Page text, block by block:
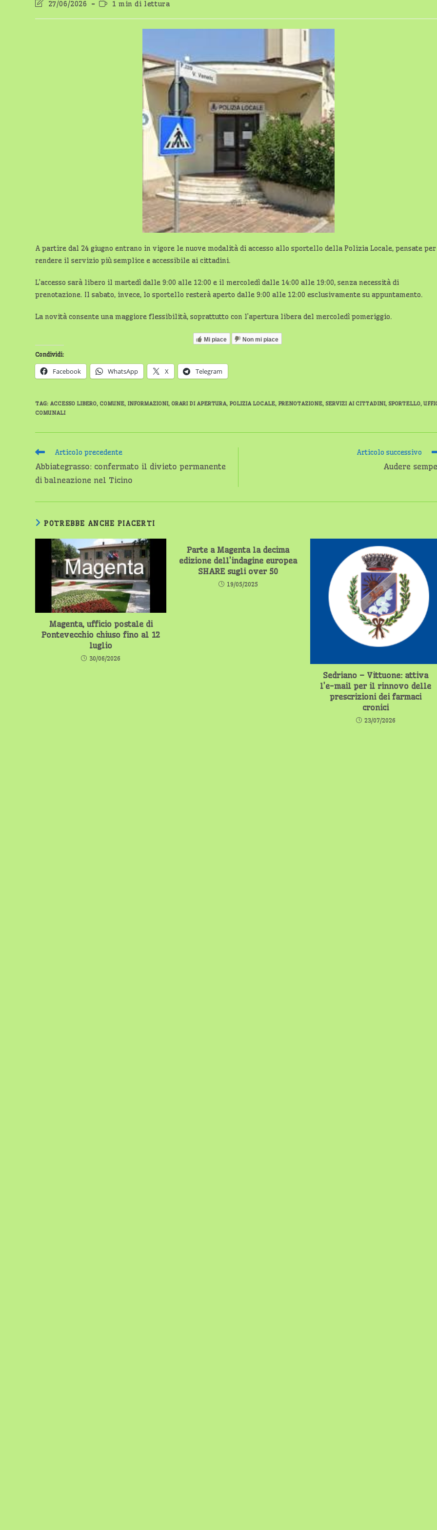
Ultima
dell'articolo:
27/06/2026
Tempo
lettura:
1 min di lettura
A partire dal 24 giugno entrano in vigore le nuove modalità di accesso allo sportello della Polizia Locale, pensate per
rendere il servizio più semplice e accessibile ai cittadini.
L’accesso sarà libero il martedì dalle 9:00 alle 12:00 e il mercoledì dalle 14:00 alle 19:00, senza necessità di
prenotazione. Il sabato, invece, lo sportello resterà aperto dalle 9:00 alle 12:00 esclusivamente su appuntamento.
La novità consente una maggiore flessibilità, soprattutto con l’apertura libera del mercoledì pomeriggio.
Mi piace Non mi piace
Condividi:
Facebook WhatsApp X Telegram
TAG: ACCESSO LIBERO, COMUNE, INFORMAZIONI, ORARI DI APERTURA, POLIZIA LOCALE, PRENOTAZIONE, SERVIZI AI CITTADINI, SPORTELLO,
COMUNALI
Leggi
articoli
Articolo precedente
Abbiategrasso: confermato il divieto permanente
di balneazione nel Ticino
Articolo successivo
Audere
POTREBBE ANCHE PIACERTI
Magenta, ufficio postale di
Pontevecchio chiuso fino al 12
luglio
30/06/2026
Parte a Magenta la decima
edizione dell’indagine europea
SHARE sugli over 50
19/05/2025
Sedriano – Vittuone: attiva
l’e-mail per il rinnovo delle
prescrizioni dei farmaci
cronici
23/07/2026